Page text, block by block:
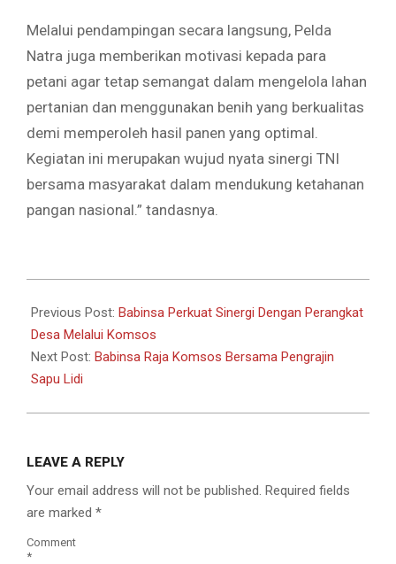
Melalui pendampingan secara langsung, Pelda
Natra juga memberikan motivasi kepada para
petani agar tetap semangat dalam mengelola lahan
pertanian dan menggunakan benih yang berkualitas
demi memperoleh hasil panen yang optimal.
Kegiatan ini merupakan wujud nyata sinergi TNI
bersama masyarakat dalam mendukung ketahanan
pangan nasional.” tandasnya.
07-
01
Previous Post: Babinsa Perkuat Sinergi Dengan Perangkat
Desa Melalui Komsos
Next Post: Babinsa Raja Komsos Bersama Pengrajin
Sapu Lidi
LEAVE A REPLY
Your email address will not be published. Required fields
are marked *
Comment
*